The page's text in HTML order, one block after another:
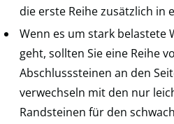
die erste Reihe zusätzlich in
Wenn es um stark belastete
geht, sollten Sie eine Reihe
Abschlusssteinen an den
verwechseln mit den nur
Randsteinen für den